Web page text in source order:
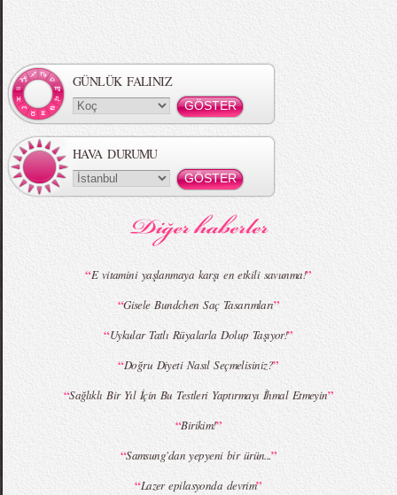
MBFWI - Gülçin Çengel 2015 Yaz
MBFWI - Zeynep Erdoğan 2015 Yaz
MBFWI - Giray Sepin 2015 Yaz Koleksiyonu MBFWI - Burçe Bekrek 2015 Yaz Koleksiyonu
GÜNLÜK FALINIZ
HAVA DURUMU
“E vitamini yaşlanmaya karşı en etkili savunma!”
“Gisele Bundchen Saç Tasarımları”
“Uykular Tatlı Rüyalarla Dolup Taşıyor!”
“Doğru Diyeti Nasıl Seçmelisiniz?”
“Sağlıklı Bir Yıl İçin Bu Testleri Yaptırmayı İhmal Etmeyin”
“Birikim!”
“Samsung'dan yepyeni bir ürün...”
“Lazer epilasyonda devrim”